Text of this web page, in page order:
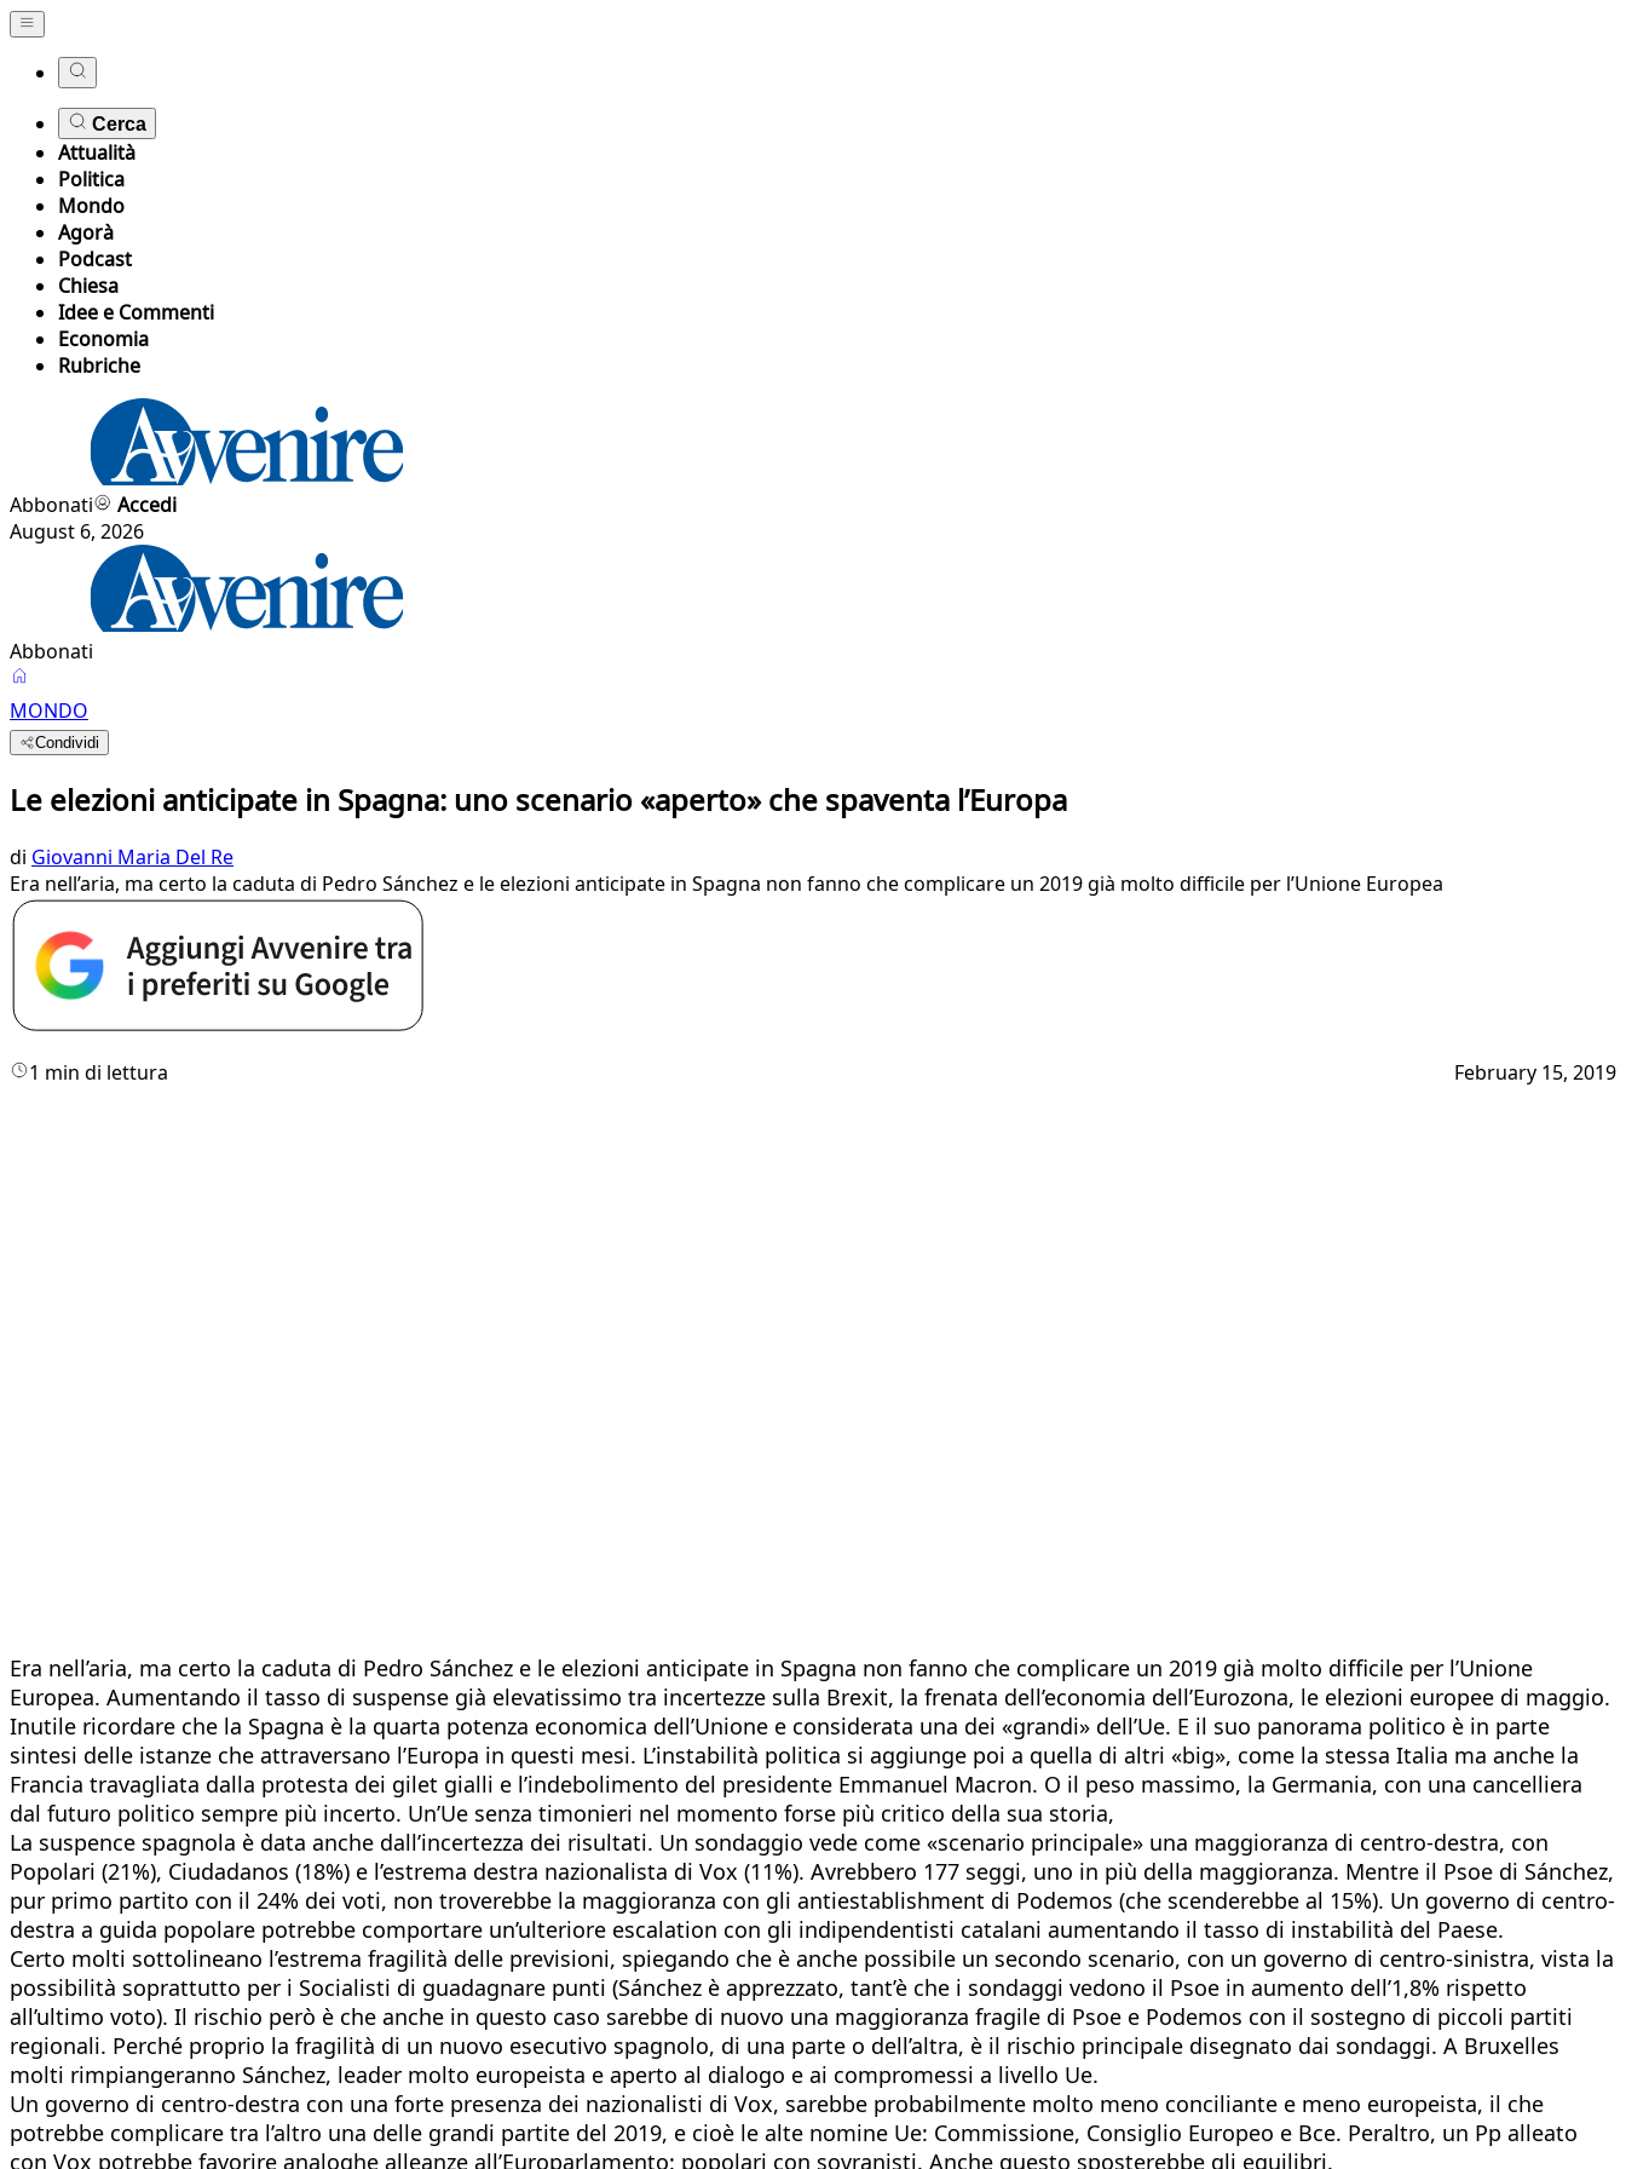
Cerca
Attualità
Politica
Mondo
Agorà
Podcast
Chiesa
Idee e Commenti
Economia
Rubriche
Abbonati
Accedi
August 6, 2026
Abbonati
MONDO
Condividi
Le elezioni anticipate in Spagna: uno scenario «aperto» che spaventa l’Europa
di Giovanni Maria Del Re
Era nell’aria, ma certo la caduta di Pedro Sánchez e le elezioni anticipate in Spagna non fanno che complicare un 2019 già molto difficile per l’Unione Europea
1 min di lettura February 15, 2019
Era nell’aria, ma certo la caduta di Pedro Sánchez e le elezioni anticipate in Spagna non fanno che complicare un 2019 già molto difficile per l’Unione
Europea. Aumentando il tasso di suspense già elevatissimo tra incertezze sulla Brexit, la frenata dell’economia dell’Eurozona, le elezioni europee di maggio.
Inutile ricordare che la Spagna è la quarta potenza economica dell’Unione e considerata una dei «grandi» dell’Ue. E il suo panorama politico è in parte
sintesi delle istanze che attraversano l’Europa in questi mesi. L’instabilità politica si aggiunge poi a quella di altri «big», come la stessa Italia ma anche la
Francia travagliata dalla protesta dei gilet gialli e l’indebolimento del presidente Emmanuel Macron. O il peso massimo, la Germania, con una cancelliera
dal futuro politico sempre più incerto. Un’Ue senza timonieri nel momento forse più critico della sua storia,
La suspence spagnola è data anche dall’incertezza dei risultati. Un sondaggio vede come «scenario principale» una maggioranza di centro-destra, con
Popolari (21%), Ciudadanos (18%) e l’estrema destra nazionalista di Vox (11%). Avrebbero 177 seggi, uno in più della maggioranza. Mentre il Psoe di Sánchez,
pur primo partito con il 24% dei voti, non troverebbe la maggioranza con gli antiestablishment di Podemos (che scenderebbe al 15%). Un governo di centro-
destra a guida popolare potrebbe comportare un’ulteriore escalation con gli indipendentisti catalani aumentando il tasso di instabilità del Paese.
Certo molti sottolineano l’estrema fragilità delle previsioni, spiegando che è anche possibile un secondo scenario, con un governo di centro-sinistra, vista la
possibilità soprattutto per i Socialisti di guadagnare punti (Sánchez è apprezzato, tant’è che i sondaggi vedono il Psoe in aumento dell’1,8% rispetto
all’ultimo voto). Il rischio però è che anche in questo caso sarebbe di nuovo una maggioranza fragile di Psoe e Podemos con il sostegno di piccoli partiti
regionali. Perché proprio la fragilità di un nuovo esecutivo spagnolo, di una parte o dell’altra, è il rischio principale disegnato dai sondaggi. A Bruxelles
molti rimpiangeranno Sánchez, leader molto europeista e aperto al dialogo e ai compromessi a livello Ue.
Un governo di centro-destra con una forte presenza dei nazionalisti di Vox, sarebbe probabilmente molto meno conciliante e meno europeista, il che
potrebbe complicare tra l’altro una delle grandi partite del 2019, e cioè le alte nomine Ue: Commissione, Consiglio Europeo e Bce. Peraltro, un Pp alleato
con Vox potrebbe favorire analoghe alleanze all’Europarlamento: popolari con sovranisti. Anche questo sposterebbe gli equilibri.